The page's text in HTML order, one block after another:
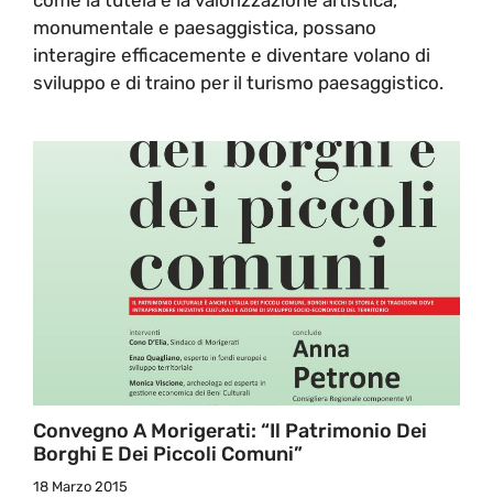
monumentale e paesaggistica, possano
interagire efficacemente e diventare volano di
sviluppo e di traino per il turismo paesaggistico.
Convegno A Morigerati: “Il Patrimonio Dei
Borghi E Dei Piccoli Comuni”
18 Marzo 2015